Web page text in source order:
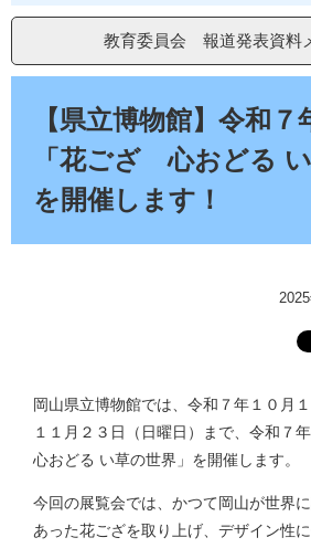
教育委員会 報道発表資料
【県立博物館】令和７
「花ござ 心おどる い
を開催します！
岡山県立博物館では、令和７年１０月
１１月２３日（日曜日）まで、令和７
心おどる い草の世界」を開催します。
今回の展覧会では、かつて岡山が世界
あった花ござを取り上げ、デザイン性